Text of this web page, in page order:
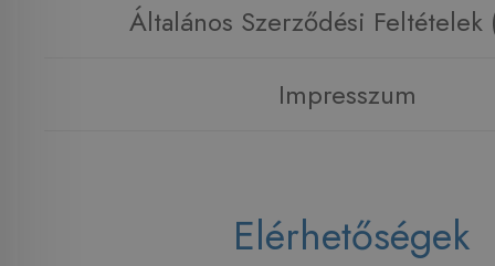
Általános Szerződési Feltételek
Impresszum
Elérhetőségek